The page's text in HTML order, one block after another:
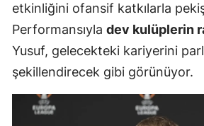
etkinliğini ofansif katkılarla
Performansıyla dev kulüplerin
Yusuf, gelecekteki kariyerini
şekillendirecek gibi görünüyor.